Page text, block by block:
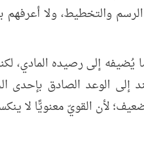
والتخطيط، ولا أعرفهم
إلى رصيده المادي،
إلى الوعد الصادق بإحدى
لأن القويّ معنويًّا لا